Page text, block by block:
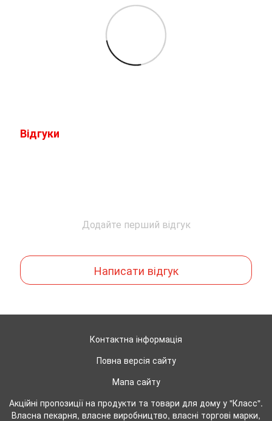
Відгуки
Додайте перший відгук
Написати відгук
Контактна інформація
Повна версія сайту
Мапа сайту
Акційні пропозиції на продукти та товари для дому у "Класс".
Власна пекарня, власне виробництво, власні торгові марки,